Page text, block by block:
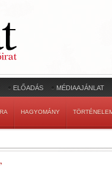
ELŐADÁS MÉDIAAJÁNLAT
HAGYOMÁNY